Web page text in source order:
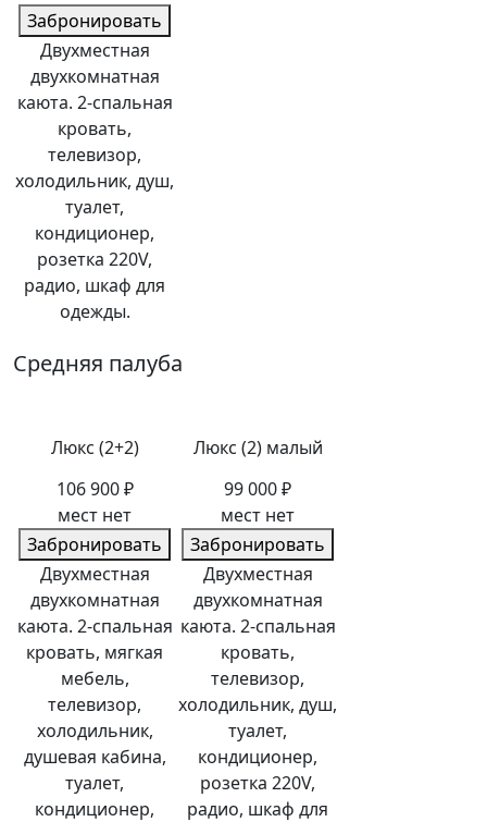
Забронировать
Двухместная
двухкомнатная
каюта. 2-спальная
кровать,
телевизор,
холодильник, душ,
туалет,
кондиционер,
розетка 220V,
радио, шкаф для
одежды.
Средняя палуба
Люкс (2+2)
106 900 ₽
мест нет
Забронировать
Двухместная
двухкомнатная
каюта. 2-спальная
кровать, мягкая
мебель,
телевизор,
холодильник,
душевая кабина,
туалет,
кондиционер,
Люкс (2) малый
99 000 ₽
мест нет
Забронировать
Двухместная
двухкомнатная
каюта. 2-спальная
кровать,
телевизор,
холодильник, душ,
туалет,
кондиционер,
розетка 220V,
радио, шкаф для